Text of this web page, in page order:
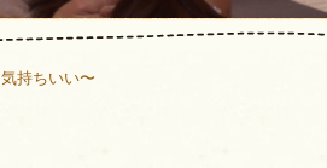
気持ちいい〜